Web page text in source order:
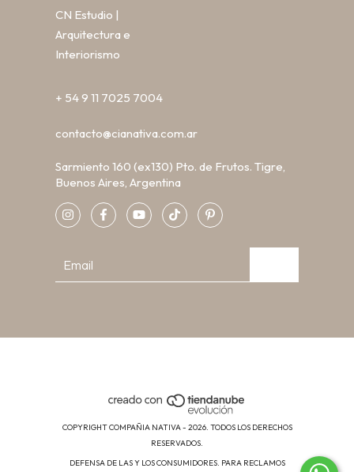
CN Estudio |
Arquitectura e
Interiorismo
+ 54 9 11 7025 7004
contacto@cianativa.com.ar
Sarmiento 160 (ex130) Pto. de Frutos. Tigre,
Buenos Aires, Argentina
COPYRIGHT COMPAÑIA NATIVA - 2026. TODOS LOS DERECHOS
RESERVADOS.
DEFENSA DE LAS Y LOS CONSUMIDORES. PARA RECLAMOS